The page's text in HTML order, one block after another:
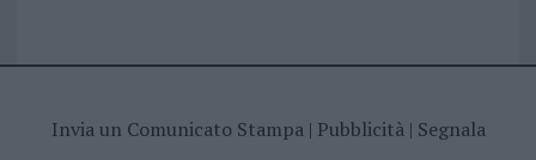
Invia un Comunicato Stampa| Pubblicità| Segnala